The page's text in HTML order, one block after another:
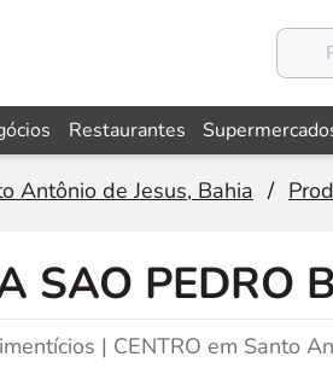
Restaurantes
Antônio de Jesus, Bahia /
SAO PEDRO
| CENTRO em Santo